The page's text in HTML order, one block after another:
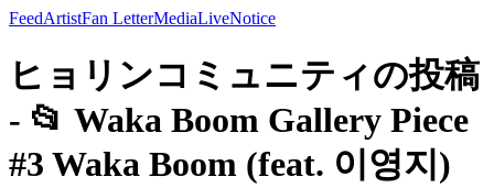
FeedArtistFan LetterMediaLiveNotice
ヒョリンコミュニティの投稿
- 📂 Waka Boom Gallery Piece
#3 Waka Boom (feat. 이영지)